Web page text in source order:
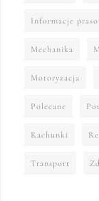
Informacje
Mechanika
Motoryzacja
Polecane
Rachunki
Transport